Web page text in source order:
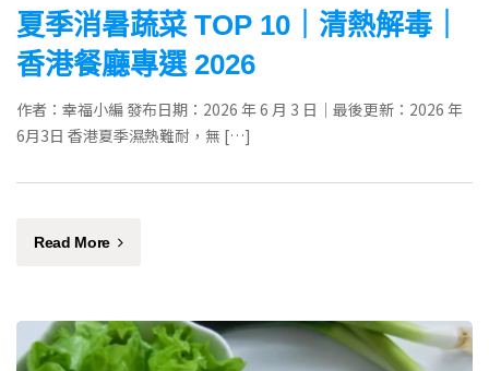
夏季消暑蔬菜 TOP 10｜清熱解毒｜
香港餐廳專選 2026
作者：幸福小編 發布日期：2026 年 6 月 3 日｜最後更新：2026 年
6月3日 香港夏季濕熱難耐，無 […]
Read More